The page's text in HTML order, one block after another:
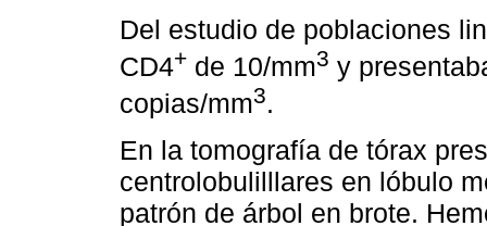
Del estudio de poblaciones
CD4+ de 10/mm3 y
copias/mm3.
En la tomografía de tórax
centrolobulilllares en lóbulo
patrón de árbol en brote.